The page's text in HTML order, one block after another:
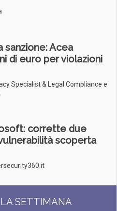
sanzione: Acea
di euro per violazioni
Specialist & Legal Compliance e
corrette due
scoperta
SETTIMANA